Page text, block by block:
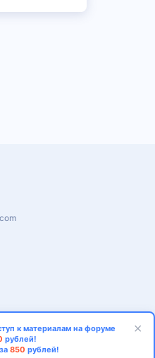
к материалам на форуме
рублей!
850 рублей!